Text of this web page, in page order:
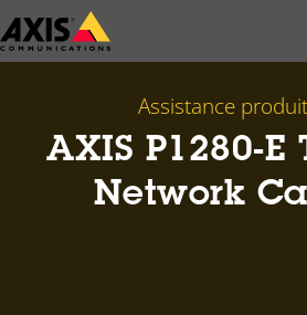
Passer
au
Assistance
AXIS P1280-E
Network